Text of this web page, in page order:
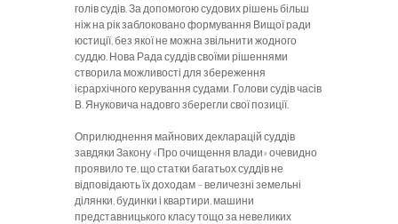
голів судів. За допомогою судових рішень більш
ніж на рік заблоковано формування Вищої ради
юстиції, без якої не можна звільнити жодного
суддю. Нова Рада суддів своїми рішеннями
створила можливості для збереження
ієрархічного керування судами. Голови судів часів
В. Януковича надовго зберегли свої позиції.
Оприлюднення майнових декларацій суддів
завдяки Закону «Про очищення влади» очевидно
проявило те, що статки багатьох суддів не
відповідають їх доходам – величезні земельні
ділянки, будинки і квартири, машини
представницького класу тощо за невеликих